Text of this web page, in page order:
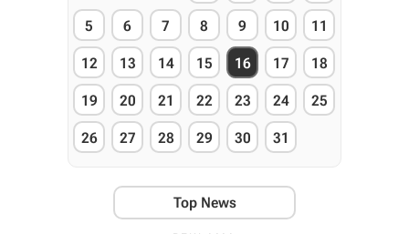
5 6 7 8 9 10 11
12 13 14 15 16 17 18
19 20 21 22 23 24 25
26 27 28 29 30 31
Top News